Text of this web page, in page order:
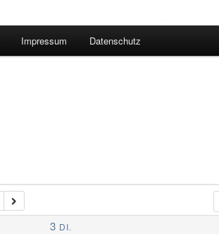
Impressum Datenschutz
3 DI.